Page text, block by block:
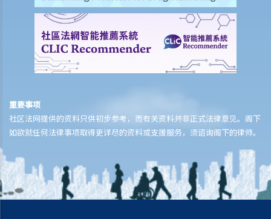
如何就民事案件的审讯作准备
1. 甚么是文件透露？
2. 甚么是交换证人陈述书？
3. 有甚么关于专家证人的事项需要注意？我应否传召他们为我作证？
4. 于审讯前，法庭如何就案件的管理给予指示？
和解协议
A. 根据第 13A号命令缩短法律诉讼的程序 – 简介和目标
2. 作出承认
3. 作出承认的后续程序
B. 「附带条款和解提议」及「附带条款付款」
重要事项
社区法网提供的资料只供初步参考，而有关资料并非正式法律意见。阁下
如欲就任何法律事项取得更详尽的资料或支援服务，须谘询阁下的律师。